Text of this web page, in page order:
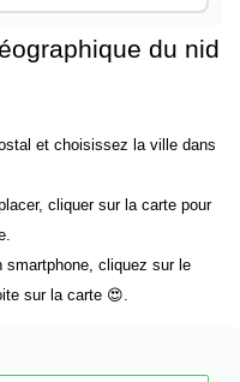
du nid
et choisissez la ville dans
cliquer sur la carte pour
smartphone, cliquez sur le
sur la carte 😍.